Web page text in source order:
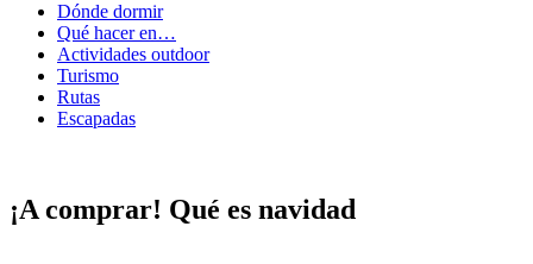
Dónde dormir
Qué hacer en…
Actividades outdoor
Turismo
Rutas
Escapadas
¡A comprar! Qué es navidad